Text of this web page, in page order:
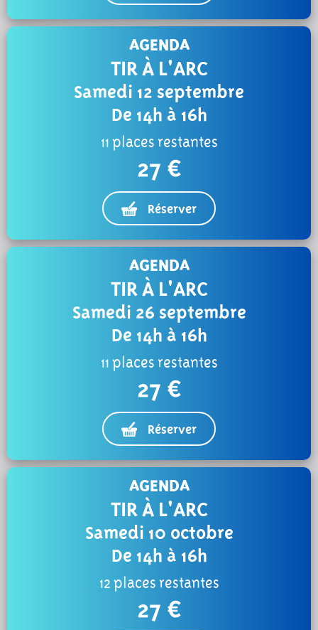
AGENDA
TIR À L'ARC
Samedi 12 septembre
De 14h à 16h
11 places restantes
27 €
Réserver
AGENDA
TIR À L'ARC
Samedi 26 septembre
De 14h à 16h
11 places restantes
27 €
Réserver
AGENDA
TIR À L'ARC
Samedi 10 octobre
De 14h à 16h
12 places restantes
27 €